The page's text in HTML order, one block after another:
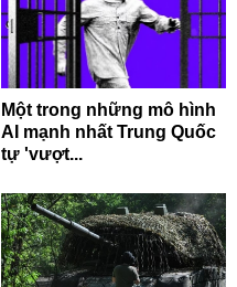
Một trong những mô hình
AI mạnh nhất Trung Quốc
tự 'vượt...